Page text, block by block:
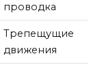
проводка
Трепещущие
движения